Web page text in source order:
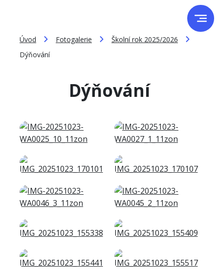
Úvod Fotogalerie
Školní rok 2025/2026
Dýňování
Dýňování